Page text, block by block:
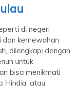
di negeri
dan kemewahan
dilengkapi dengan
untuk
bisa menikmati
Hindia, atau